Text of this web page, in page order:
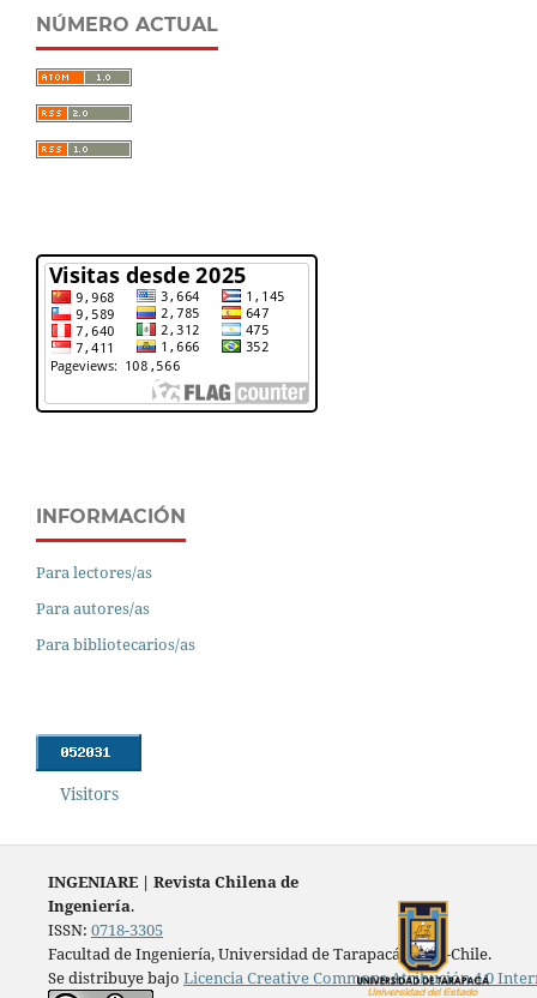
NÚMERO ACTUAL
INFORMACIÓN
Para lectores/as
Para autores/as
Para bibliotecarios/as
Visitors
INGENIARE | Revista Chilena de
Ingeniería.
ISSN: 0718-3305
Facultad de Ingeniería, Universidad de Tarapacá, Arica-Chile.
Se distribuye bajo Licencia Creative Commons Atribución 4.0